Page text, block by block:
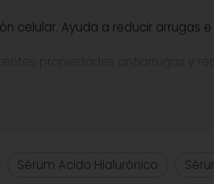
celular. Ayuda a reducir arrugas
de formol, PABA, OMG
una leve presión. Evite tirar
Sérum Acido Hialurónico